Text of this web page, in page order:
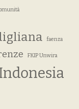
faenza
FKIP Unwira